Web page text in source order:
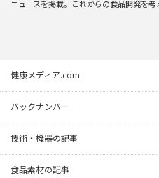
ニュースを掲載。これからの食品開発を考
健康メディア.com
バックナンバー
技術・機器の記事
食品素材の記事